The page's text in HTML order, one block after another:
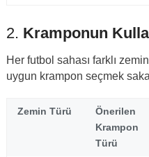
2. Kramponun
Her futbol sahası farklı
uygun krampon seçmek
Zemin Türü
Önerilen
Krampon
Türü